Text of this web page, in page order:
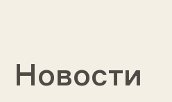
Новости